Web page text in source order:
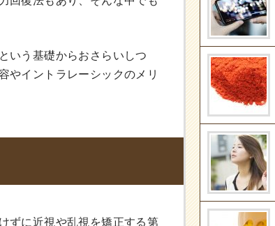
いう基礎からおさらいしつ
やイントラレーシックのメリ
ずに近視や乱視を矯正する第